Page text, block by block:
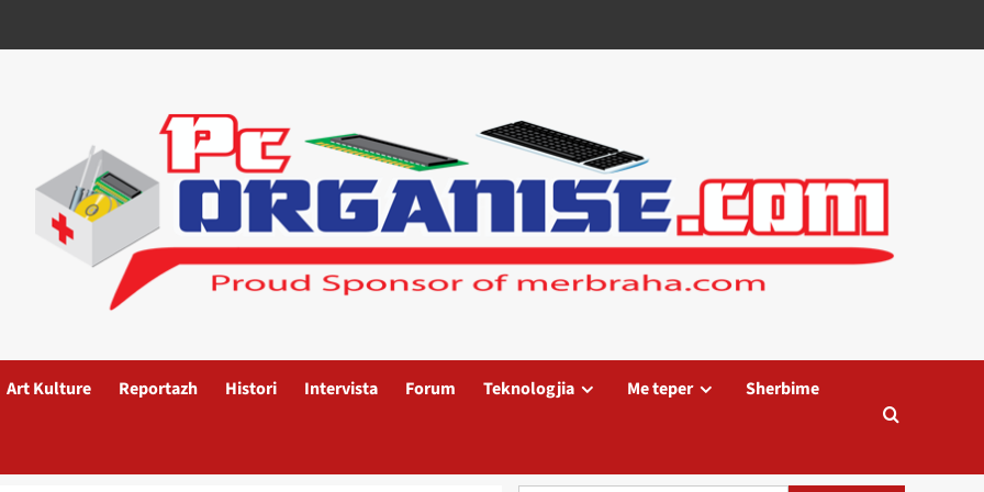
Art Kulture Reportazh Histori Intervista Forum Teknologjia Me teper Sherbime